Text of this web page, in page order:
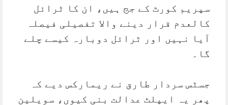
سپریم کورٹ کے جج ہیں، ان کا ٹرائل
کالعدم قرار دینے والا تفصیلی فیصلہ
آیا نہیں اور ٹرائل دوبارہ کیسے چلے
گا۔
جسٹس سردار طارق نے ریمارکس دیے کہ
پھر یہ ایپلٹ عدالت بنی کیوں، سویلین